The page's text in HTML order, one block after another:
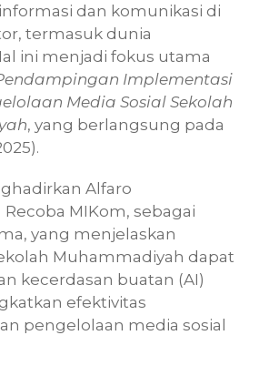
dan komunikasi di
termasuk dunia
ini menjadi fokus utama
Implementasi
Media Sosial Sekolah
, yang berlangsung pada
Alfaro
MIKom, sebagai
yang menjelaskan
Muhammadiyah dapat
kecerdasan buatan (AI)
efektivitas
pengelolaan media sosial